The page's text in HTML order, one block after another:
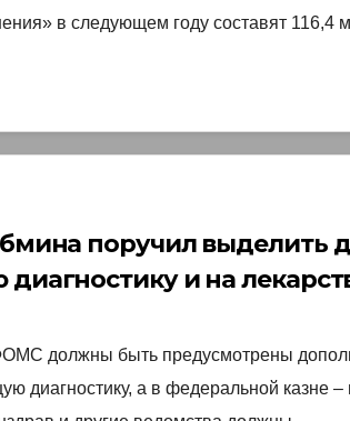
в следующем году составят 116,4
поручил выделить
и на
должны быть предусмотрены
диагностику, а в федеральной казне